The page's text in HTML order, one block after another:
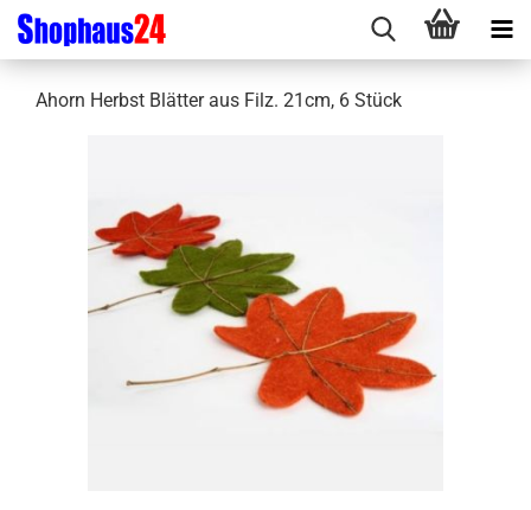
Ahorn Herbst Blätter aus Filz. 21cm, 6 Stück